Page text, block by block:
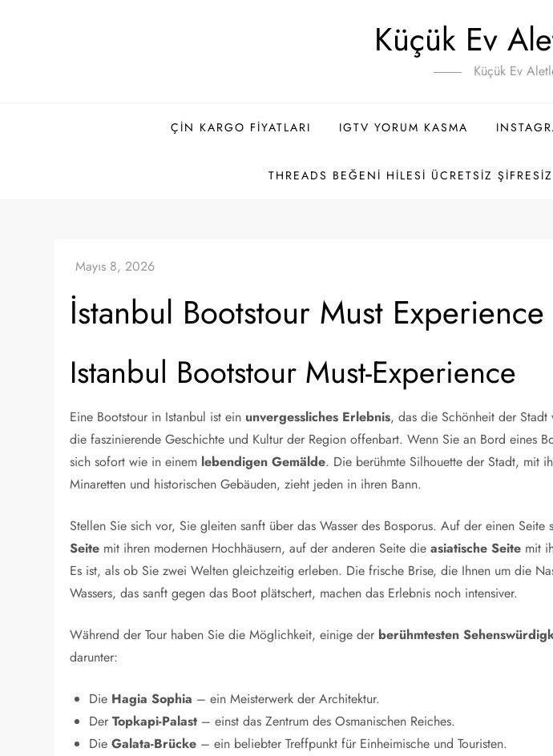
Küçük Ev
Küçük Ev
ÇIN KARGO FIYATLARI IGTV YORUM KASMA
THREADS BEĞENI HILESI ÜCRETSIZ ŞIFRESIZ
İstanbul Bootstour Must Experience
Istanbul Bootstour Must-Experience
Eine Bootstour in Istanbul ist ein unvergessliches Erlebnis, das die Schönheit der Stadt
die faszinierende Geschichte und Kultur der Region offenbart. Wenn Sie an Bord eines
sich sofort wie in einem lebendigen Gemälde. Die berühmte Silhouette der Stadt, mit
Minaretten und historischen Gebäuden, zieht jeden in ihren Bann.
Stellen Sie sich vor, Sie gleiten sanft über das Wasser des Bosporus. Auf der einen
Seite mit ihren modernen Hochhäusern, auf der anderen Seite dieasiatische Seite mit
Es ist, als ob Sie zwei Welten gleichzeitig erleben. Die frische Brise, die Ihnen um die
Wassers, das sanft gegen das Boot plätschert, machen das Erlebnis noch intensiver.
Während der Tour haben Sie die Möglichkeit, einige der berühmtesten
darunter:
Die Hagia Sophia – ein Meisterwerk der Architektur.
DerTopkapi-Palast – einst das Zentrum des Osmanischen Reiches.
DieGalata-Brücke – ein beliebter Treffpunkt für Einheimische und Touristen.